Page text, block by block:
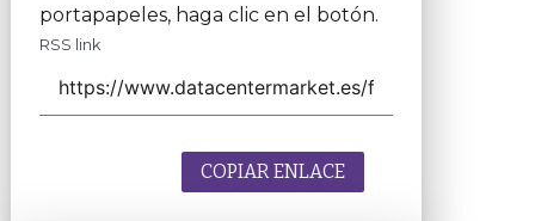
portapapeles, haga clic en el botón.
RSS link
COPIAR ENLACE